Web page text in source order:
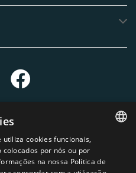
DUTCH
cookies funcionais,
por nós ou por
na nossa Política de